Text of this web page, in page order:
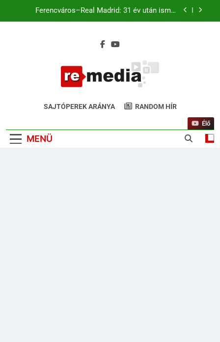
Ferencváros–Real Madrid: 31 év után ismét
chicagói edzésén? A szurkolók kiszúrták a vicces
pillanatot (+Video)
Kerkez a kezdőben. Match4 TV élőben 22:00-tól
Ferencváros–Real Madrid: 31 év után ismét
Budapesten a királyi gárda
chicagói edzésén? A szurkolók kiszúrták a vicces
ReMedia.hu
Gyógyír Az Egyoldalúságra
SAJTÓPEREK ARÁNYA RANDOM HÍR
MENÜ
Élő